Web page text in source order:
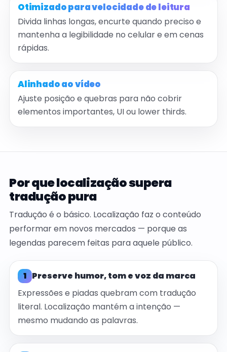
Otimizado para velocidade de leitura
Divida linhas longas, encurte quando preciso e
mantenha a legibilidade no celular e em cenas
rápidas.
Alinhado ao vídeo
Ajuste posição e quebras para não cobrir
elementos importantes, UI ou lower thirds.
Por que localização supera
tradução pura
Tradução é o básico. Localização faz o conteúdo
performar em novos mercados — porque as
legendas parecem feitas para aquele público.
1 Preserve humor, tom e voz da marca
Expressões e piadas quebram com tradução
literal. Localização mantém a intenção —
mesmo mudando as palavras.